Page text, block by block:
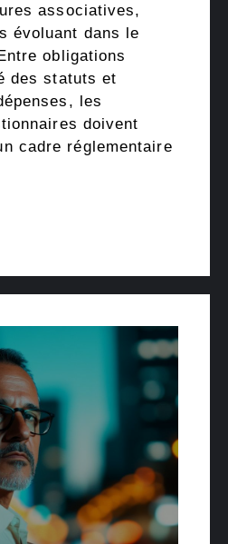
associatives,
évoluant dans le
obligations
des statuts et
les
doivent
cadre réglementaire